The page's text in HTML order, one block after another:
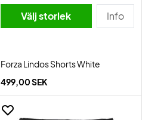
Välj storlek Info
Forza Lindos Shorts White
499,00 SEK